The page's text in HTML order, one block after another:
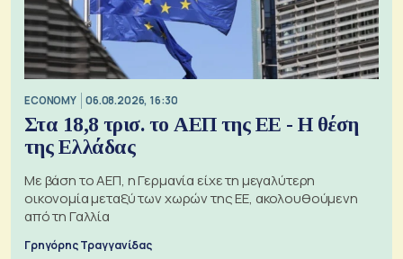
ECONOMY 06.08.2026, 16:30
Στα 18,8 τρισ. το ΑΕΠ της ΕΕ - Η θέση
της Ελλάδας
Με βάση το ΑΕΠ, η Γερμανία είχε τη μεγαλύτερη
οικονομία μεταξύ των χωρών της ΕΕ, ακολουθούμενη
από τη Γαλλία
Γρηγόρης Τραγγανίδας